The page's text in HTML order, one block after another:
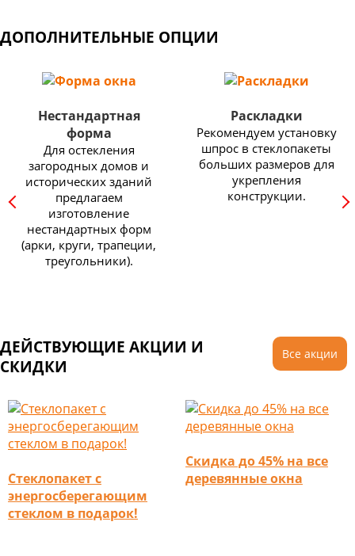
ДОПОЛНИТЕЛЬНЫЕ ОПЦИИ
Нестандартная
форма
Для остекления
загородных домов и
исторических зданий
предлагаем
изготовление
нестандартных форм
(арки, круги, трапеции,
треугольники).
Раскладки
Рекомендуем установку
шпрос в стеклопакеты
больших размеров для
укрепления
конструкции.
Все акции
ДЕЙСТВУЮЩИЕ АКЦИИ И
СКИДКИ
Стеклопакет с
энергосберегающим
стеклом в подарок!
Скидка до 45% на все
деревянные окна